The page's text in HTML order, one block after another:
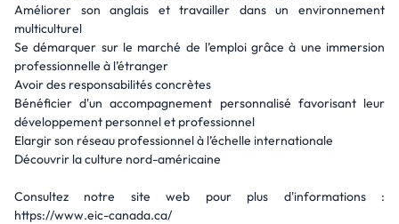
Améliorer son anglais et travailler dans un environnement
multiculturel
Se démarquer sur le marché de l’emploi grâce à une immersion
professionnelle à l’étranger
Avoir des responsabilités concrètes
Bénéficier d'un accompagnement personnalisé favorisant leur
développement personnel et professionnel
Elargir son réseau professionnel à l’échelle internationale
Découvrir la culture nord-américaine
Consultez notre site web pour plus d'informations :
https://www.eic-canada.ca/